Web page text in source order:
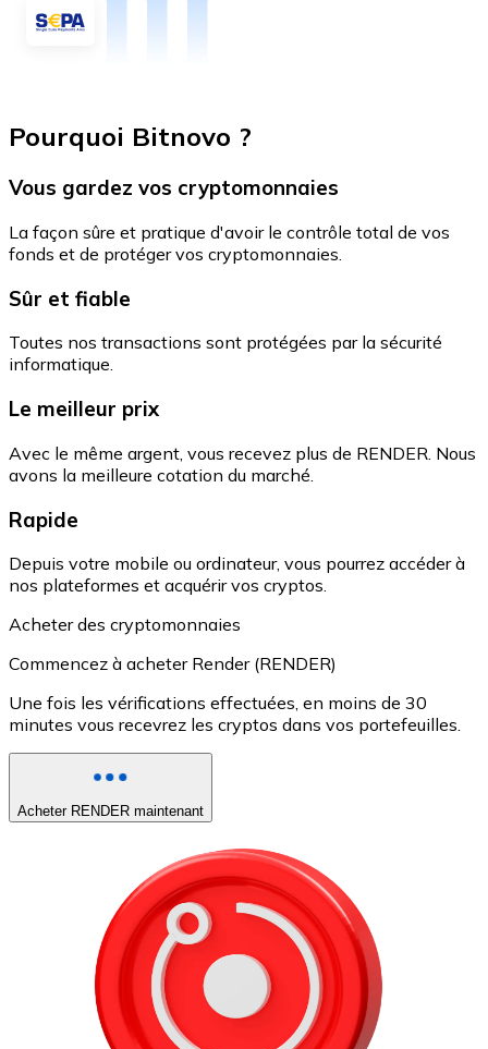
Pourquoi Bitnovo ?
Vous gardez vos cryptomonnaies
La façon sûre et pratique d'avoir le contrôle total de vos
fonds et de protéger vos cryptomonnaies.
Sûr et fiable
Toutes nos transactions sont protégées par la sécurité
informatique.
Le meilleur prix
Avec le même argent, vous recevez plus de RENDER. Nous
avons la meilleure cotation du marché.
Rapide
Depuis votre mobile ou ordinateur, vous pourrez accéder à
nos plateformes et acquérir vos cryptos.
Acheter des cryptomonnaies
Commencez à acheter Render (RENDER)
Une fois les vérifications effectuées, en moins de 30
minutes vous recevrez les cryptos dans vos portefeuilles.
Acheter RENDER maintenant